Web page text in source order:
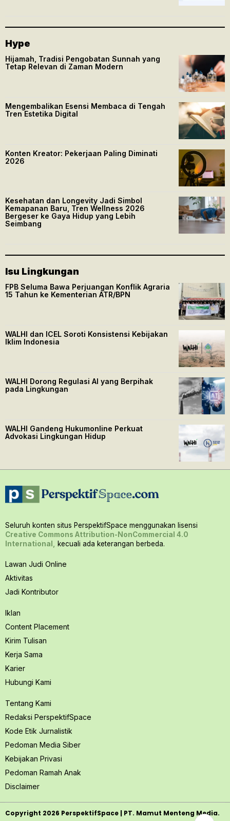
Hype
Hijamah, Tradisi Pengobatan Sunnah yang
Tetap Relevan di Zaman Modern
Mengembalikan Esensi Membaca di Tengah
Tren Estetika Digital
Konten Kreator: Pekerjaan Paling Diminati
2026
Kesehatan dan Longevity Jadi Simbol
Kemapanan Baru, Tren Wellness 2026
Bergeser ke Gaya Hidup yang Lebih
Seimbang
Isu Lingkungan
FPB Seluma Bawa Perjuangan Konflik Agraria
15 Tahun ke Kementerian ATR/BPN
WALHI dan ICEL Soroti Konsistensi Kebijakan
Iklim Indonesia
WALHI Dorong Regulasi AI yang Berpihak
pada Lingkungan
WALHI Gandeng Hukumonline Perkuat
Advokasi Lingkungan Hidup
Seluruh konten situs PerspektifSpace menggunakan lisensi
Creative Commons Attribution-NonCommercial 4.0
International,
kecuali ada keterangan berbeda.
Lawan Judi Online
Aktivitas
Jadi Kontributor
Iklan
Content Placement
Kirim Tulisan
Kerja Sama
Karier
Hubungi Kami
Tentang Kami
Redaksi PerspektifSpace
Kode Etik Jurnalistik
Pedoman Media Siber
Kebijakan Privasi
Pedoman Ramah Anak
Disclaimer
Copyright 2026 PerspektifSpace | PT. Mamut Menteng Media.